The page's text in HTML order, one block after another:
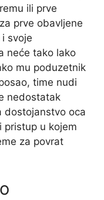
ili prve
prve obavljene
svoje
neće tako lako
mu poduzetnik
time nudi
nedostatak
dostojanstvo oca
pristup u kojem
za povrat